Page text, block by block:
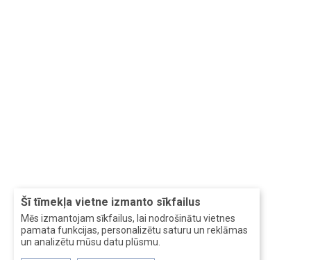
Šī tīmekļa vietne izmanto sīkfailus
Mēs izmantojam sīkfailus, lai nodrošinātu vietnes
pamata funkcijas, personalizētu saturu un reklāmas
un analizētu mūsu datu plūsmu.